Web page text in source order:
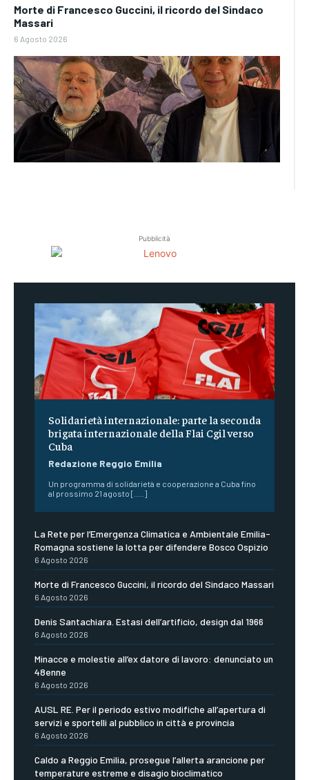
Morte di Francesco Guccini, il ricordo del Sindaco
Massari
6 Agosto 2026
Pubblicità
Solidarietà internazionale: parte la seconda
brigata internazionale della Flai Cgil verso
Cuba
Redazione Reggio Emilia
Un programma di solidarietà e cooperazione a Cuba fino
al prossimo 21 agosto [.....]
La Rete per l’Emergenza Climatica e Ambientale Emilia-
Romagna sostiene la lotta per difendere Bosco Ospizio
6 Agosto 2026
Morte di Francesco Guccini, il ricordo del Sindaco Massari
6 Agosto 2026
Denis Santachiara. Estasi dell’artificio, design dal 1966
6 Agosto 2026
Minacce e molestie all’ex datore di lavoro: denunciato un
48enne
6 Agosto 2026
AUSL RE. Per il periodo estivo modifiche all’apertura di
servizi e sportelli al pubblico in città e provincia
6 Agosto 2026
Caldo a Reggio Emilia, prosegue l’allerta arancione per
temperature estreme e disagio bioclimatico